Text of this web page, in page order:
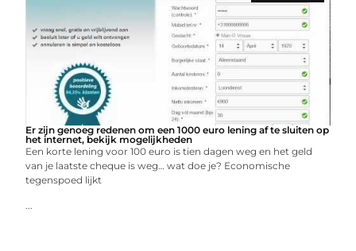
Er zijn genoeg redenen om een 1000 euro lening af te sluiten op
het internet, bekijk mogelijkheden
Een korte lening voor 100 euro is tien dagen weg en het geld
van je laatste cheque is weg… wat doe je? Economische
tegenspoed lijkt
...